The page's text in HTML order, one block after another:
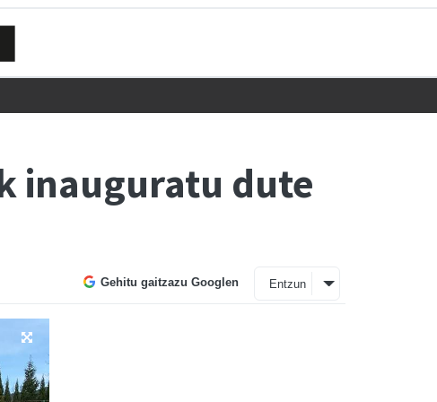
inauguratu dute
Gehitu gaitzazu Googlen Entzun